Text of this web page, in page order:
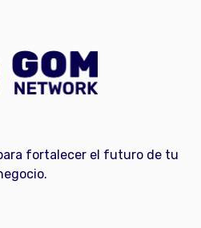
fortalecer el futuro de tu